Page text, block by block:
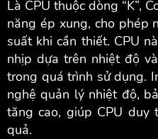
Là CPU thuộc dòng “K”,
năng ép xung, cho phép
suất khi cần thiết. CPU
nhịp dựa trên nhiệt độ
trong quá trình sử dụng.
nghệ quản lý nhiệt độ,
tăng cao, giúp CPU
quả.